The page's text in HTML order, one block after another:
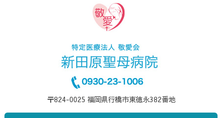
〒824-0025 福岡県行橋市東徳永382番地